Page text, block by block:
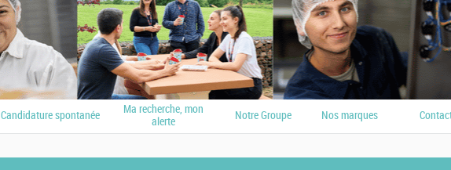
Candidature spontanée
Ma recherche, mon
alerte
Notre Groupe Nos marques